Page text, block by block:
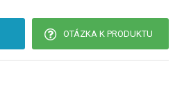
OTÁZKA K PRODUKTU